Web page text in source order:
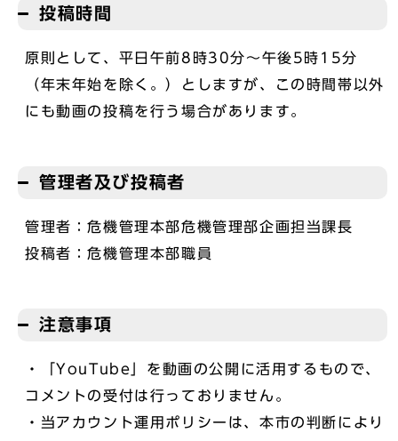
投稿時間
原則として、平日午前8時30分～午後5時15分
（年末年始を除く。）としますが、この時間帯以外
にも動画の投稿を行う場合があります。
管理者及び投稿者
管理者：危機管理本部危機管理部企画担当課長
投稿者：危機管理本部職員
注意事項
・「YouTube」を動画の公開に活用するもので、
コメントの受付は行っておりません。
・当アカウント運用ポリシーは、本市の判断により